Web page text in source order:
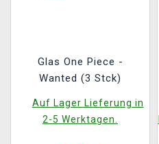
Glas One Piece -
Wanted (3 Stck)
Auf Lager Lieferung in
2-5 Werktagen.